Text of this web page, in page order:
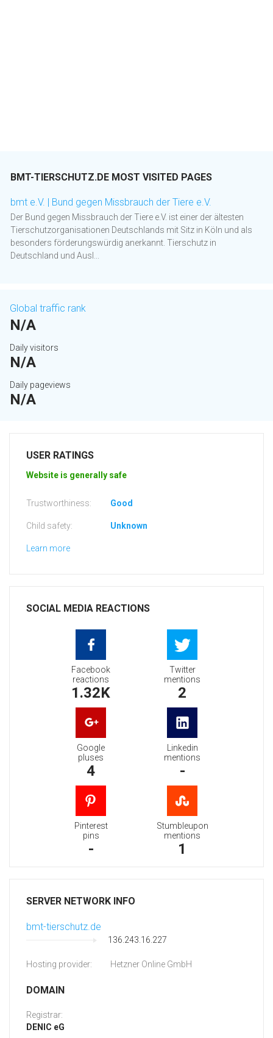
BMT-TIERSCHUTZ.DE MOST VISITED PAGES
bmt e.V. | Bund gegen Missbrauch der Tiere e.V.
Der Bund gegen Missbrauch der Tiere e.V. ist einer der ältesten
Tierschutzorganisationen Deutschlands mit Sitz in Köln und als
besonders förderungswürdig anerkannt. Tierschutz in
Deutschland und Ausl...
Global traffic rank
N/A
Daily visitors
N/A
Daily pageviews
N/A
USER RATINGS
Website is generally safe
Trustworthiness: Good
Child safety: Unknown
Learn more
SOCIAL MEDIA REACTIONS
Facebook
reactions
1.32K
Twitter
mentions
2
Google
pluses
4
Linkedin
mentions
-
Pinterest
pins
-
Stumbleupon
mentions
1
SERVER NETWORK INFO
bmt-tierschutz.de
136.243.16.227
Hosting provider: Hetzner Online GmbH
DOMAIN
Registrar:
DENIC eG